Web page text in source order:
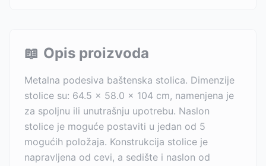
📖 Opis proizvoda
Metalna podesiva baštenska stolica. Dimenzije
stolice su: 64.5 × 58.0 × 104 cm, namenjena je
za spoljnu ili unutrašnju upotrebu. Naslon
stolice je moguće postaviti u jedan od 5
mogućih položaja. Konstrukcija stolice je
napravljena od cevi, a sedište i naslon od